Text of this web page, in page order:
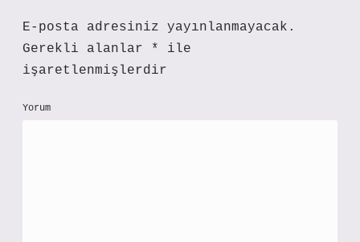
E-posta adresiniz yayınlanmayacak.
Gerekli alanlar
*
ile
işaretlenmişlerdir
Yorum